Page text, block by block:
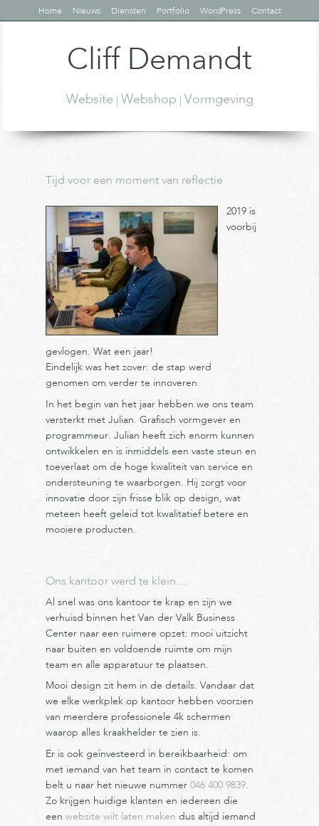
Home Nieuws Diensten Portfolio WordPress Contact
Cliff Demandt
Website Webshop Vormgeving
Tijd voor een moment van reflectie
2019 is
voorbij
gevlogen. Wat een jaar!
Eindelijk was het zover: de stap werd
genomen om verder te innoveren.
In het begin van het jaar hebben we ons team
versterkt met Julian. Grafisch vormgever en
programmeur. Julian heeft zich enorm kunnen
ontwikkelen en is inmiddels een vaste steun en
toeverlaat om de hoge kwaliteit van service en
ondersteuning te waarborgen. Hij zorgt voor
innovatie door zijn frisse blik op design, wat
meteen heeft geleid tot kwalitatief betere en
mooiere producten.
Ons kantoor werd te klein…
Al snel was ons kantoor te krap en zijn we
verhuisd binnen het Van der Valk Business
Center naar een ruimere opzet: mooi uitzicht
naar buiten en voldoende ruimte om mijn
team en alle apparatuur te plaatsen.
Mooi design zit hem in de details. Vandaar dat
we elke werkplek op kantoor hebben voorzien
van meerdere professionele 4k schermen
waarop alles kraakhelder te zien is.
Er is ook geïnvesteerd in bereikbaarheid: om
met iemand van het team in contact te komen
belt u naar het nieuwe nummer046 400 9839
Zo krijgen huidige klanten en iedereen die
eenwebsite wilt laten maken dus altijd iemand